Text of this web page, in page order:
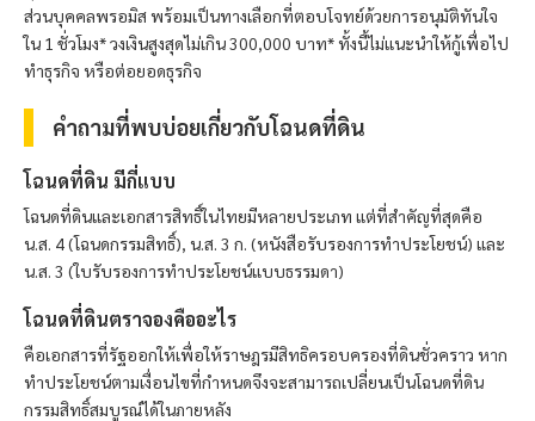
ส่วนบุคคลพรอมิสพร้อมเป็นทางเลือกที่ตอบโจทย์ด้วยการอนุมัติทันใจ
ใน 1 ชั่วโมง* วงเงินสูงสุดไม่เกิน 300,000 บาท* ทั้งนี้ไม่แนะนำให้กู้เพื่อไป
ทำธุรกิจ หรือต่อยอดธุรกิจ
คำถามที่พบบ่อยเกี่ยวกับโฉนดที่ดิน
โฉนดที่ดิน มีกี่แบบ
โฉนดที่ดินและเอกสารสิทธิ์ในไทยมีหลายประเภท แต่ที่สำคัญที่สุดคือ
น.ส. 4 (โฉนดกรรมสิทธิ์), น.ส. 3 ก. (หนังสือรับรองการทำประโยชน์) และ
น.ส. 3 (ใบรับรองการทำประโยชน์แบบธรรมดา)
โฉนดที่ดินตราจองคืออะไร
คือเอกสารที่รัฐออกให้เพื่อให้ราษฎรมีสิทธิครอบครองที่ดินชั่วคราว หาก
ทำประโยชน์ตามเงื่อนไขที่กำหนดจึงจะสามารถเปลี่ยนเป็นโฉนดที่ดิน
กรรมสิทธิ์สมบูรณ์ได้ในภายหลัง